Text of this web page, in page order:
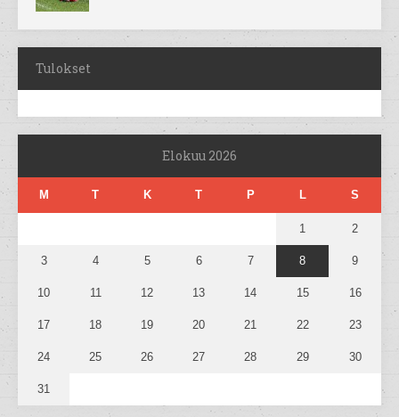
Tulokset
Elokuu 2026
M T K T P L S
1 2
3 4 5 6 7 8 9
10 11 12 13 14 15 16
17 18 19 20 21 22 23
24 25 26 27 28 29 30
31